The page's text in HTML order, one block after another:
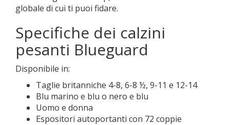
globale di cui ti puoi fidare.
Specifiche dei calzini
pesanti Blueguard
Disponibile in:
Taglie britanniche 4-8, 6-8 ½, 9-11 e 12-14
Blu marino e blu o nero e blu
Uomo e donna
Espositori autoportanti con 72 coppie